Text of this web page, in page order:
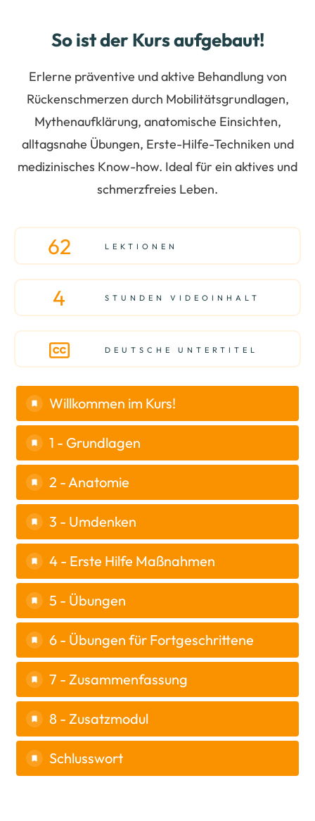
So ist der Kurs aufgebaut!
Erlerne präventive und aktive Behandlung von
Rückenschmerzen durch Mobilitätsgrundlagen,
Mythenaufklärung, anatomische Einsichten,
alltagsnahe Übungen, Erste-Hilfe-Techniken und
medizinisches Know-how. Ideal für ein aktives und
schmerzfreies Leben.
62 LEKTIONEN
4 STUNDEN VIDEOINHALT
DEUTSCHE UNTERTITEL
Willkommen im Kurs!
1 - Grundlagen
2 - Anatomie
3 - Umdenken
4 - Erste Hilfe Maßnahmen
5 - Übungen
6 - Übungen für Fortgeschrittene
7 - Zusammenfassung
8 - Zusatzmodul
Schlusswort